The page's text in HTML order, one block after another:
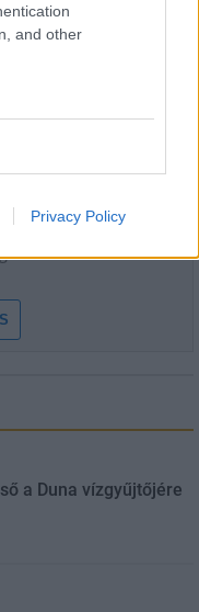
and other
Privacy Policy
azadatvédelmi
a Duna vízgyűjtőjére